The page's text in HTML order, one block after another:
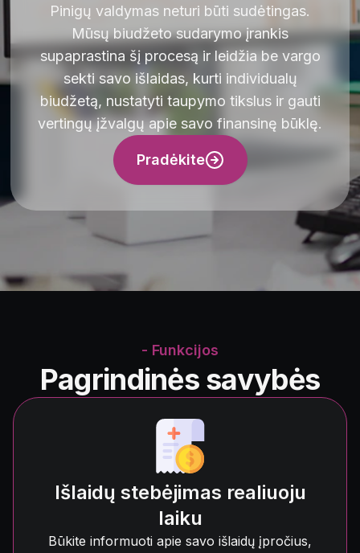
Pinigų valdymas neturi būti sudėtingas.
Mūsų biudžeto sudarymo įrankis
supaprastina šį procesą ir leidžia be vargo
sekti savo išlaidas, kurti individualų
biudžetą, nustatyti taupymo tikslus ir gauti
vertingų įžvalgų apie savo finansinę būklę.
Pradėkite
- Funkcijos
Pagrindinės savybės
Išlaidų stebėjimas realiuoju
laiku
Būkite informuoti apie savo išlaidų įpročius,